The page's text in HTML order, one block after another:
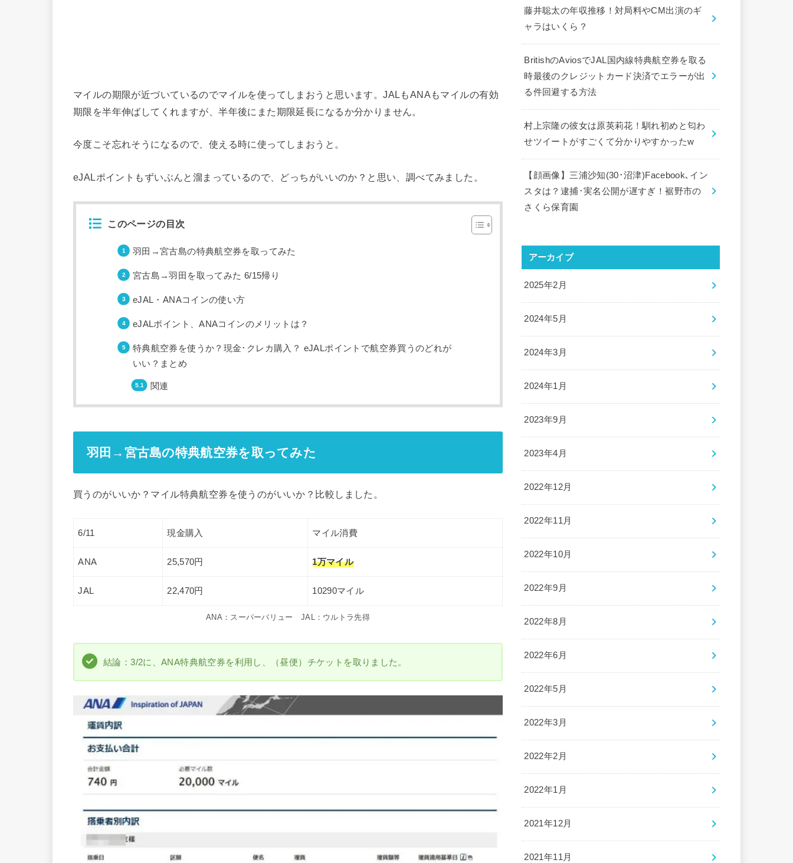
マイルの期限が近づいているのでマイルを使ってしまおうと思います。JALもANAもマイルの有効
期限を半年伸ばしてくれますが、半年後にまた期限延長になるか分かりません。
今度こそ忘れそうになるので、使える時に使ってしまおうと。
eJALポイントもずいぶんと溜まっているので、どっちがいいのか？と思い、調べてみました。
このページの目次
羽田→宮古島の特典航空券を取ってみた
宮古島→羽田を取ってみた 6/15帰り
eJAL・ANAコインの使い方
eJALポイント、ANAコインのメリットは？
特典航空券を使うか？現金･クレカ購入？ eJALポイントで航空券買うのどれが
いい？まとめ
関連
羽田→宮古島の特典航空券を取ってみた
買うのがいいか？マイル特典航空券を使うのがいいか？比較しました。
6/11 現金購入 マイル消費
ANA 25,570円 1万マイル
JAL 22,470円 10290マイル
ANA：スーパーバリュー JAL：ウルトラ先得
結論：3/2に、ANA特典航空券を利用し、（昼便）チケットを取りました。
藤井聡太の年収推移！対局料やCM出演のギ
ャラはいくら？
BritishのAviosでJAL国内線特典航空券を取る
時最後のクレジットカード決済でエラーが出
る件回避する方法
村上宗隆の彼女は原英莉花！馴れ初めと匂わ
せツイートがすごくて分かりやすかったw
【顔画像】三浦沙知(30･沼津)Facebook､イン
スタは？逮捕･実名公開が遅すぎ！裾野市の
さくら保育園
アーカイブ
2025年2月
2024年5月
2024年3月
2024年1月
2023年9月
2023年4月
2022年12月
2022年11月
2022年10月
2022年9月
2022年8月
2022年6月
2022年5月
2022年3月
2022年2月
2022年1月
2021年12月
2021年11月